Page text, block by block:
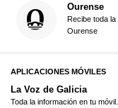
Ourense
Recibe toda
Ourense
APLICACIONES MÓVILES
La Voz de Galicia
Toda la información en tu